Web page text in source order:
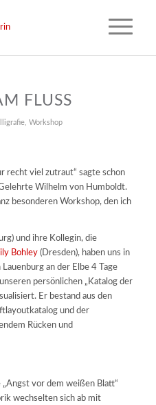
FLUSS
, Workshop
recht viel zutraut“ sagte schon
Wilhelm von Humboldt.
besonderen Workshop, den ich
und ihre Kollegin, die
Bohley(Dresden), haben uns in
an der Elbe 4 Tage
persönlichen „Katalog der
Er bestand aus den
und der
Rücken und
vor dem weißen Blatt“
wechselten sich ab mit